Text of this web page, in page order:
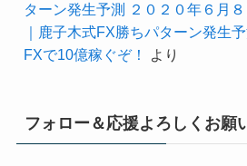
ターン発生予測 ２０２０年６月８
｜鹿子木式FX勝ちパターン発生
FXで10億稼ぐぞ！
より
フォロー＆応援よろしくお願